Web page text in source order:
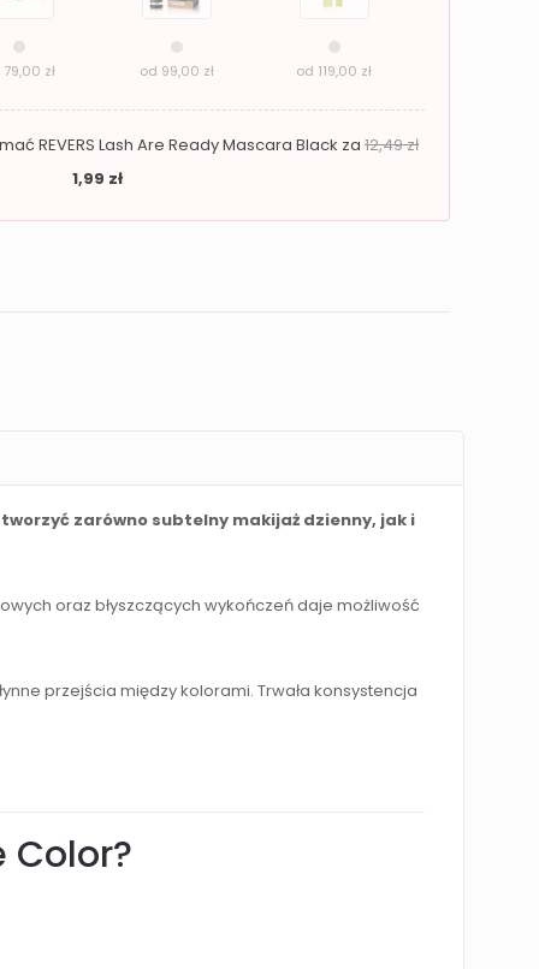
79,00 zł od 99,00 zł od 119,00 zł
REVERS Lash Are Ready Mascara Black za 12,49zł
1,99 zł
zarówno subtelny makijaż dzienny, jak i
oraz błyszczących wykończeń daje możliwość
przejścia między kolorami. Trwała konsystencja
Color?